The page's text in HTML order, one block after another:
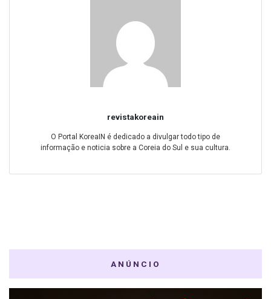
revistakoreain
O Portal KoreaIN é dedicado a divulgar todo tipo de
informação e noticia sobre a Coreia do Sul e sua cultura.
ANÚNCIO